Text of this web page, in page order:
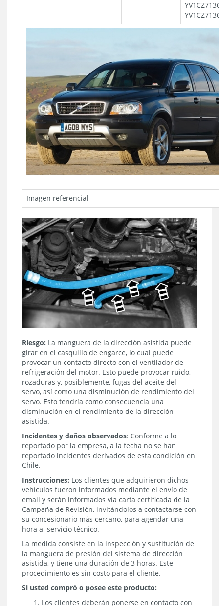
Imagen referencial
Riesgo: La manguera de la dirección asistida puede
girar en el casquillo de engarce, lo cual puede
provocar un contacto directo con el ventilador de
refrigeración del motor. Esto puede provocar ruido,
rozaduras y, posiblemente, fugas del aceite del
servo, así como una disminución de rendimiento del
servo. Esto tendría como consecuencia una
disminución en el rendimiento de la dirección
asistida.
Incidentes y daños observados: Conforme a lo
reportado por la empresa, a la fecha no se han
reportado incidentes derivados de esta condición en
Chile.
Instrucciones: Los clientes que adquirieron dichos
vehículos fueron informados mediante el envío de
email y serán informados vía carta certificada de la
Campaña de Revisión, invitándolos a contactarse con
su concesionario más cercano, para agendar una
hora al servicio técnico.
La medida consiste en la inspección y sustitución de
la manguera de presión del sistema de dirección
asistida, y tiene una duración de 3 horas. Este
procedimiento es sin costo para el cliente.
Si usted compró o posee este producto:
Los clientes deberán ponerse en contacto con